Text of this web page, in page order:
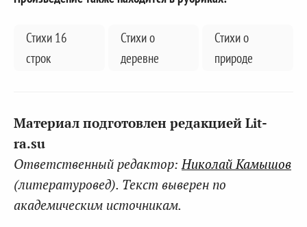
Стихи 16
строк
Стихи о
деревне
Стихи о
природе
Материал подготовлен редакцией Lit-
ra.su
Ответственный редактор:Николай Камышов
(литературовед). Текст выверен по
академическим источникам.